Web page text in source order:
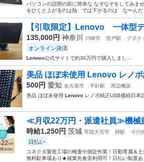
パソコンの説明の前に簡単な なぞなぞをしてみま
をひくと上がるのは熱 では下がるのは な〜ん
【引取限定】Lenovo 一体型
135,000円 神奈川 川崎市 登戸駅 デスク
オンライン決済
Lenovo公式サイトで約30万円で購入しまし…
美品 ほぼ未使用 Lenovo レノ
500円 愛知 名古屋市 平針駅
周辺機器
美品 ほぼ未使用 Lenovo レノボ純正USB接続日本
≪月収22万円・派遣社員≫機械
時給1,250円 茨城 常陸大宮市 静駅 その
日払い
コネクタ製造工場の検査や測定作業！日勤専属＆
無料駐車場あり★就業先食堂利用可！日払い制度